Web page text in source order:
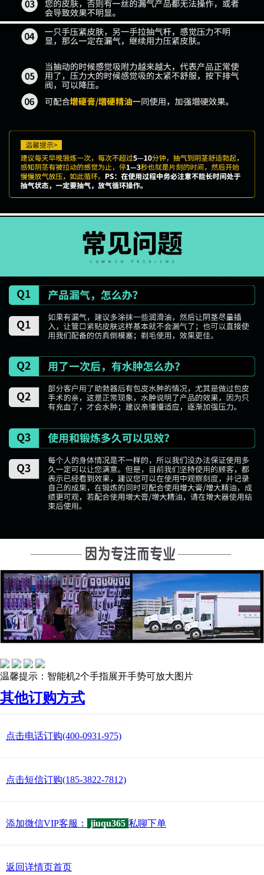
温馨提示：智能机2个手指展开手势可放大图片
其他订购方式
点击电话订购(400-0931-975)
点击短信订购(185-3822-7812)
添加微信VIP客服： jiuqu365 私聊下单
返回详情页首页